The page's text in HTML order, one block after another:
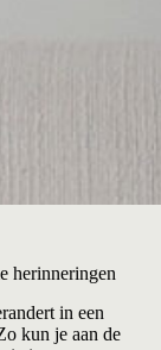
herinneringen
in een
kun je aan de